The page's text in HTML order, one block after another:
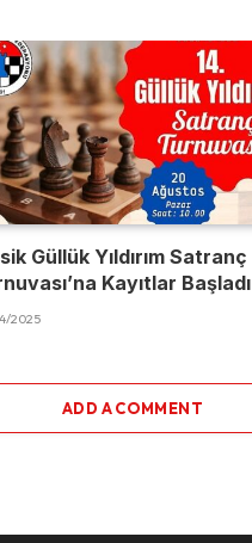
Güllük Yıldırım Satranç
Kayıtlar Başladı
2025
ADD A COMMENT